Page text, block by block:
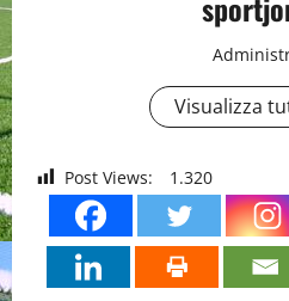
Visualizza
Post Views: 1.320